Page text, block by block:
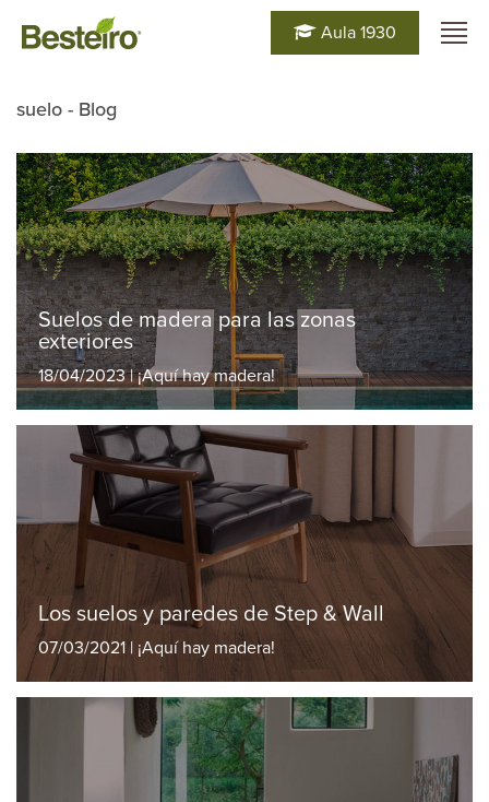
Aula 1930
suelo - Blog
Suelos de madera para las zonas
exteriores
18/04/2023 | ¡Aquí hay madera!
Los suelos y paredes de Step & Wall
07/03/2021 | ¡Aquí hay madera!